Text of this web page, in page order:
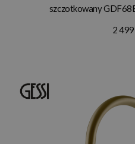
szczotkowany
2